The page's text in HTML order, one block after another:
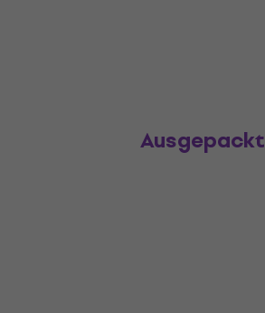
Ausgepackt